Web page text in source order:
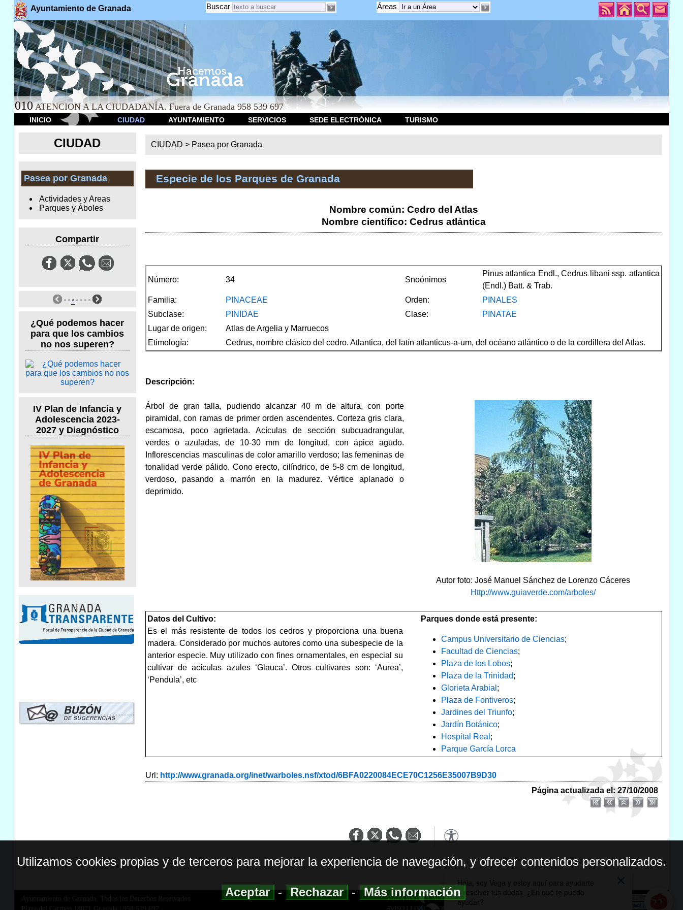
Ayuntamiento de Granada Áreas
Buscar
010 ATENCION A LA CIUDADANÍA. Fuera de Granada 958 539 697
INICIO CIUDAD AYUNTAMIENTO SERVICIOS SEDE ELECTRÓNICA TURISMO
CIUDAD
Pasea por Granada
Actividades y Areas
Parques y Áboles
Compartir
¿Qué podemos hacer
para que los cambios
no nos superen?
IV Plan de Infancia y
Adolescencia 2023-
2027 y Diagnóstico
CIUDAD > Pasea por Granada
Especie de los Parques de Granada
Nombre común: Cedro del Atlas
Nombre científico: Cedrus atlántica
Número: 34 Snoónimos
Pinus atlantica Endl., Cedrus libani ssp. atlantica
(Endl.) Batt. & Trab.
Familia:
PINACEAE Orden:
PINALES
Subclase:
PINIDAE Clase:
PINATAE
Lugar de origen:
Atlas de Argelia y Marruecos
Etimología:
Cedrus, nombre clásico del cedro. Atlantica, del latín atlanticus-a-um, del océano atlántico o de la cordillera del Atlas.
Descripción:
Árbol de gran talla, pudiendo alcanzar 40 m de altura, con porte
piramidal, con ramas de primer orden ascendentes. Corteza gris clara,
escamosa, poco agrietada. Acículas de sección subcuadrangular,
verdes o azuladas, de 10-30 mm de longitud, con ápice agudo.
Inflorescencias masculinas de color amarillo verdoso; las femeninas de
tonalidad verde pálido. Cono erecto, cilíndrico, de 5-8 cm de longitud,
verdoso, pasando a marrón en la madurez. Vértice aplanado o
deprimido.
Autor foto: José Manuel Sánchez de Lorenzo Cáceres
Http://www.guiaverde.com/arboles/
Datos del Cultivo:
Es el más resistente de todos los cedros y proporciona una buena
madera. Considerado por muchos autores como una subespecie de la
anterior especie. Muy utilizado con fines ornamentales, en especial su
cultivar de acículas azules ‘Glauca’. Otros cultivares son: ‘Aurea’,
‘Pendula’, etc
Parques donde está presente:
Campus Universitario de Ciencias;
Facultad de Ciencias;
Plaza de los Lobos;
Plaza de la Trinidad;
Glorieta Arabial ;
Plaza de Fontiveros;
Jardines del Triunfo;
Jardín Botánico;
Hospital Real ;
Parque García Lorca
Url: http://www.granada.org/inet/warboles.nsf/xtod/6BFA0220084ECE70C1256E35007B9D30
Página actualizada el: 27/10/2008
Ayuntamiento de Granada. Todos los Derechos Reservados.
MAPA WEB|ACCESIBILIDAD
AVISO LEGAL| POLITICA DE PRIVACIDAD
Utilizamos cookies propias y de terceros para mejorar la experiencia de navegación, y ofrecer contenidos personalizados.
Aceptar-Rechazar-Más información